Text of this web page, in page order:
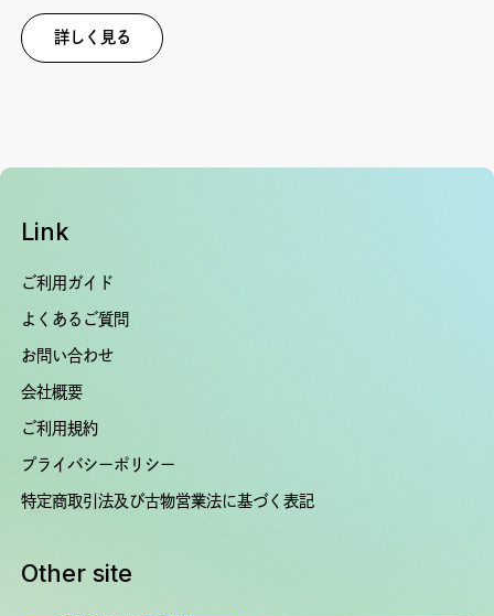
詳しく見る
Link
ご利用ガイド
よくあるご質問
お問い合わせ
会社概要
ご利用規約
プライバシーポリシー
特定商取引法及び古物営業法に基づく表記
Other site